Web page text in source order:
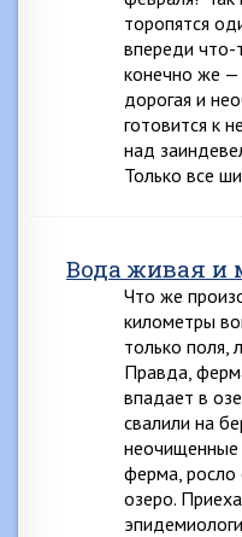
торопятся
впереди
конечно же
дорогая и
готовится к
над
Только все
Вода живая и
Что же
километры
только поля,
Правда,
впадает в
свалили на
неочищенные
ферма, росло
озеро.